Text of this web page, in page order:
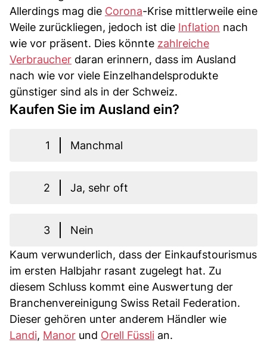
Allerdings mag die Corona-Krise mittlerweile eine
Weile zurückliegen, jedoch ist die Inflation nach
wie vor präsent. Dies könnte zahlreiche
Verbraucher daran erinnern, dass im Ausland
nach wie vor viele Einzelhandelsprodukte
günstiger sind als in der Schweiz.
Kaufen Sie im Ausland ein?
1 Manchmal
2 Ja, sehr oft
3
Nein
Kaum verwunderlich, dass der Einkaufstourismus
im ersten Halbjahr rasant zugelegt hat. Zu
diesem Schluss kommt eine Auswertung der
Branchenvereinigung Swiss Retail Federation.
Dieser gehören unter anderem Händler wie
Landi, Manor und Orell Füssli an.